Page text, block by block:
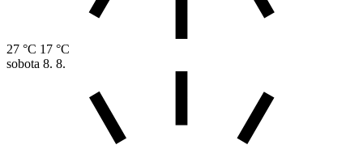
27 °C 17 °C
sobota 8. 8.